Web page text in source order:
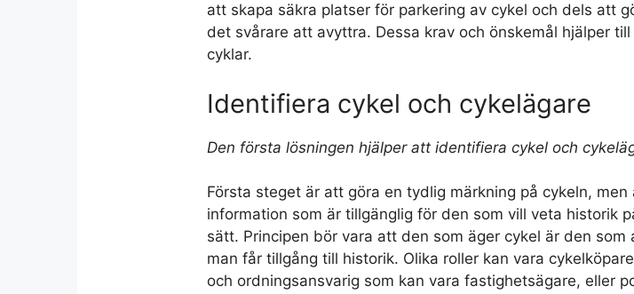
att skapa säkra platser för parkering av cykel och dels att
det svårare att avyttra. Dessa krav och önskemål hjälper
cyklar.
Identifiera cykel och cykelägare
Den första lösningen hjälper att identifiera cykel och
Första steget är att göra en tydlig märkning på cykeln, men
information som är tillgänglig för den som vill veta historik
sätt. Principen bör vara att den som äger cykel är den som
man får tillgång till historik. Olika roller kan vara
och ordningsansvarig som kan vara fastighetsägare, eller